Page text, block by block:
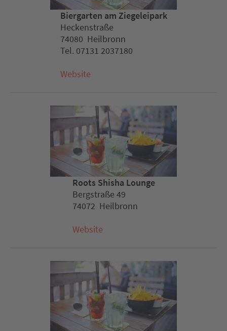
Biergarten am Ziegeleipark
Heckenstraße
74080 Heilbronn
Tel. 07131 2037180
Website
Roots Shisha Lounge
Bergstraße 49
74072 Heilbronn
Website